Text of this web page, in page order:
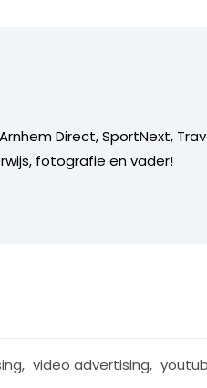
Direct, SportNext,
fotografie en vader!
, video advertising,